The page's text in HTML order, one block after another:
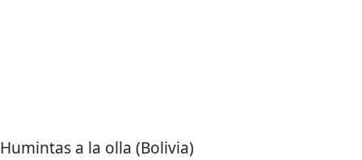
Humintas a la olla (Bolivia)